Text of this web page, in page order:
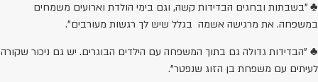
♣ "בשבתות ובחגים הבדידות קשה, וגם בימי הולדת וארועים משמחים
במשפחה. את מרגישה אשמה בגלל שיש לך רגשות מעורבים".
♣ "הבדידות גדולה גם בתוך המשפחה עם הילדים הבוגרים. יש גם ניכור שקורה
לעיתים עם משפחת בן הזוג שנפטר".